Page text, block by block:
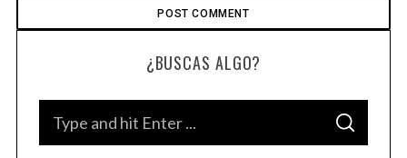
¿BUSCAS ALGO?
S
A